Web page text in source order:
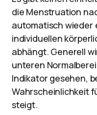
die Menstruation
automatisch wieder
individuellen
abhängt. Generell
unteren
Indikator gesehen,
Wahrscheinlichkeit
steigt.